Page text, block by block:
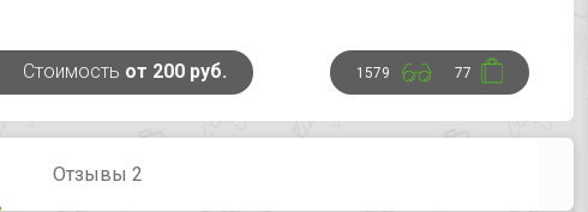
Стоимость от 200 руб. 1579 77
Отзывы 2